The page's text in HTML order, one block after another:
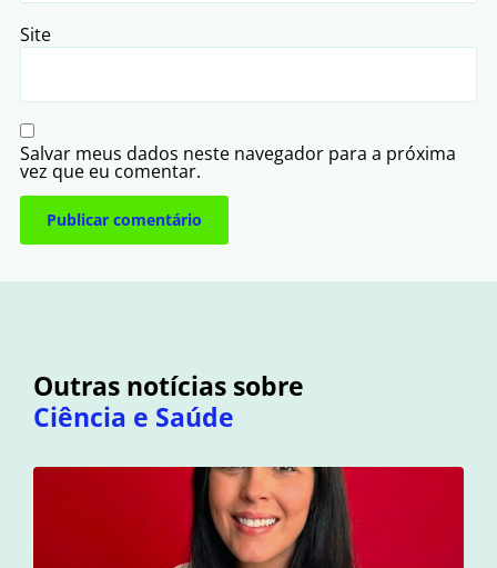
Site
Salvar meus dados neste navegador para a próxima
vez que eu comentar.
Outras notícias sobre
Ciência e Saúde